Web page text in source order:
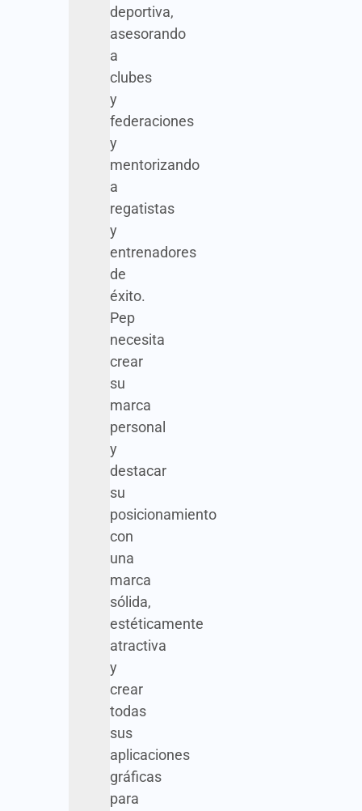
deportiva,
asesorando
a
clubes
y
federaciones
y
mentorizando
a
regatistas
y
entrenadores
de
éxito.
Pep
necesita
crear
su
marca
personal
y
destacar
su
posicionamiento
con
una
marca
sólida,
estéticamente
atractiva
y
crear
todas
sus
aplicaciones
gráficas
para